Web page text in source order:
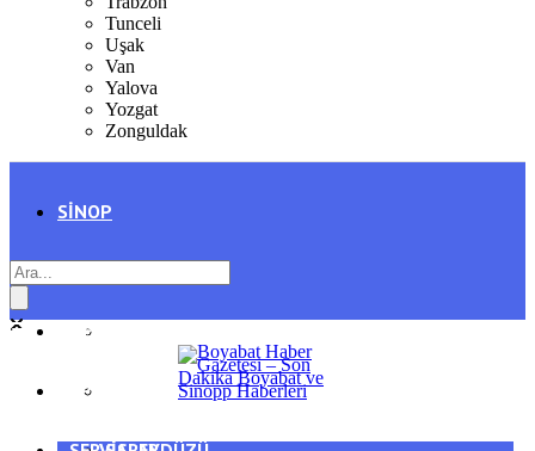
Tunceli
Uşak
Van
Yalova
Yozgat
Zonguldak
SINOP
AYANCIK
GENEL
SPOR